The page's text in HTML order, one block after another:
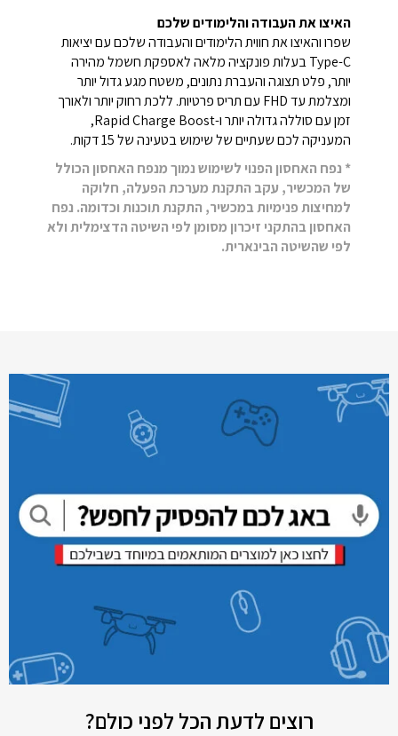
האיצו את העבודה והלימודים שלכם
שפרו והאיצו את חווית הלימודים והעבודה שלכם עם יציאות
Type-C‎ בעלות פונקציה מלאה לאספקת חשמל מהירה
יותר, פלט תצוגה והעברת נתונים, משטח מגע גדול יותר
ומצלמת עד FHD עם תריס פרטיות. ללכת רחוק יותר ולאורך
זמן עם סוללה גדולה יותר ו-Rapid Charge Boost,
המעניקה לכם שעתיים של שימוש בטעינה של 15 דקות.
* נפח האחסון הפנוי לשימוש נמוך מנפח האחסון הכולל
של המכשיר, עקב התקנת מערכת הפעלה, חלוקה
למחיצות פנימיות במכשיר, התקנת תוכנות וכדומה. נפח
האחסון בהתקני זיכרון מסומן לפי השיטה הדצימלית ולא
לפי שהשיטה הבינארית.
רוצים לדעת הכל לפני כולם?